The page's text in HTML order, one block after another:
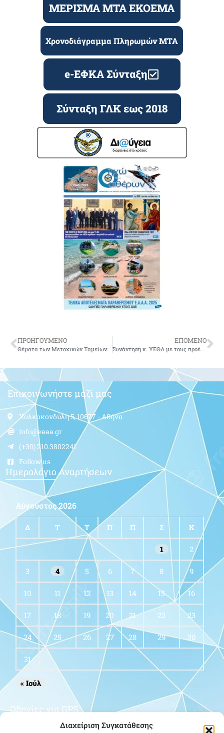
Διαχείριση Συγκατάθεσης
ΜΕΡΙΣΜΑ ΜΤΑ ΕΚΟΕΜΑ
Χρονοδιάγραμμα Πληρωμών ΜΤΑ
e-ΕΦΚΑ Σύνταξη
Σύνταξη ΓΛΚ εως 2018
ΠΡΟΗΓΟΥΜΕΝΟ
Θέματα των Μετοχικών Ταμείων των Ενόπλων Δυνάμεων.
ΕΠΟΜΕΝΟ
Συνάντηση κ. ΥΕΘΑ με τους προέδρους των ενώσεων αποστράτων
Επικοινωνήστε μαζί μας
Χαλκοκονδύλη 5, 10677 - Αθήνα
info@eaaa.gr
(+30) 210.3802241
Follow us
Ημερολόγιο Αναρτήσεων
Αύγουστος 2026
Δ Τ Τ Π Π Σ Κ
1 2
3 4 5 6 7 8 9
10 11 12 13 14 15 16
17 18 19 20 21 22 23
24 25 26 27 28 29 30
31
« Ιούλ
Οδηγίες για GPS